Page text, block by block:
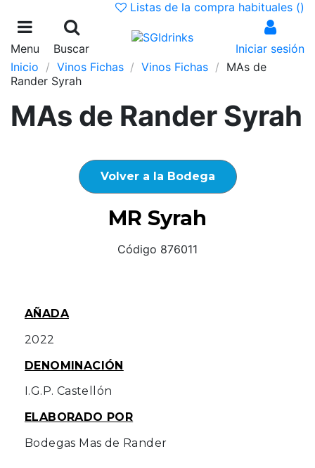
Listas de la compra habituales ()
Menu Buscar
Iniciar sesión
Inicio
Vinos Fichas Vinos Fichas
MAs de
Rander Syrah
MAs de Rander Syrah
Volver a la Bodega
MR Syrah
Código 876011
AÑADA
2022
DENOMINACIÓN
I.G.P. Castellón
ELABORADO POR
Bodegas Mas de Rander